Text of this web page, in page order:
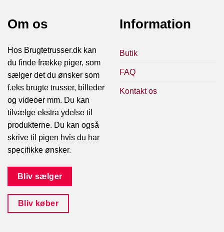
Om os
Hos Brugtetrusser.dk kan
du finde frække piger, som
sælger det du ønsker som
f.eks brugte trusser, billeder
og videoer mm. Du kan
tilvælge ekstra ydelse til
produkterne. Du kan også
skrive til pigen hvis du har
specifikke ønsker.
Bliv sælger
Bliv køber
Information
Butik
FAQ
Kontakt os